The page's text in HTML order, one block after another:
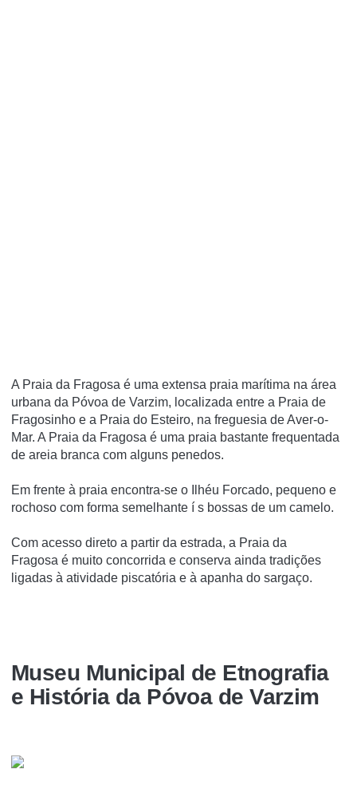
A Praia da Fragosa é uma extensa praia marí­tima na área
urbana da Póvoa de Varzim, localizada entre a Praia de
Fragosinho e a Praia do Esteiro, na freguesia de Aver-o-
Mar. A Praia da Fragosa é uma praia bastante frequentada
de areia branca com alguns penedos.
Em frente à praia encontra-se o Ilhéu Forcado, pequeno e
rochoso com forma semelhante í s bossas de um camelo.
Com acesso direto a partir da estrada, a Praia da
Fragosa é muito concorrida e conserva ainda tradições
ligadas à atividade piscatória e à apanha do sargaço.
Museu Municipal de Etnografia
e História da Póvoa de Varzim